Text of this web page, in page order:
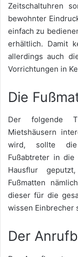
Zeitschaltuhren
bewohnter
einfach zu
erhältlich. Damit
allerdings auch
Vorrichtungen in
Die
Der folgende
Mietshäusern
wird, sollte die
Fußabtreter in
Hausflur
Fußmatten
dieser für die
wissen Einbrecher
Der